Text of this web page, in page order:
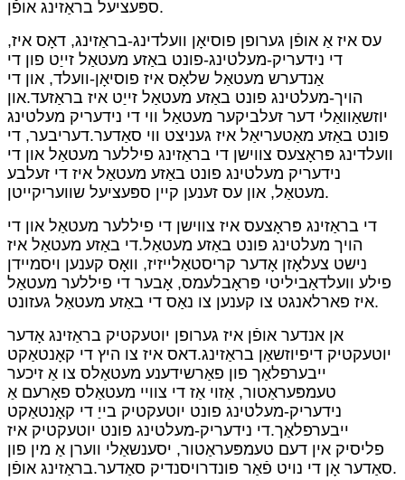
ספּעציעל בראַזינג אופֿן.
עס איז אַ אופֿן גערופן פוסיאָן וועלדינג-בראַזינג, דאָס איז,
די נידעריק-מעלטינג-פונט באַזע מעטאַל זייַט פון די
אַנדערש מעטאַל שלאָס איז פוסיאָן-וועלד, און די
הויך-מעלטינג פונט באַזע מעטאַל זייַט איז בראַזעד.און
יוזשאַוואַלי דער זעלביקער מעטאַל ווי די נידעריק מעלטינג
פונט באַזע מאַטעריאַל איז געניצט ווי סאַדער.דעריבער, די
וועלדינג פּראָצעס צווישן די בראַזינג פיללער מעטאַל און די
נידעריק מעלטינג פונט באַזע מעטאַל איז די זעלבע
מעטאַל, און עס זענען קיין ספּעציעל שוועריקייטן.
די בראַזינג פּראָצעס איז צווישן די פיללער מעטאַל און די
הויך מעלטינג פונט באַזע מעטאַל.די באַזע מעטאַל איז
נישט צעלאָזן אָדער קריסטאַלייזיז, וואָס קענען ויסמיידן
פילע וועלדאַביליטי פּראָבלעמס, אָבער די פיללער מעטאַל
איז פארלאנגט צו קענען צו נאַס די באַזע מעטאַל געזונט.
אן אנדער אופֿן איז גערופן יוטעקטיק בראַזינג אָדער
יוטעקטיק דיפיוזשאַן בראַזינג.דאס איז צו היץ די קאָנטאַקט
ייבערפלאַך פון פאַרשידענע מעטאַלס ​​צו אַ זיכער
טעמפּעראַטור, אַזוי אַז די צוויי מעטאַלס ​​פאָרעם אַ
נידעריק-מעלטינג פונט יוטעקטיק בייַ די קאָנטאַקט
ייבערפלאַך.די נידעריק-מעלטינג פונט יוטעקטיק איז
פליסיק אין דעם טעמפּעראַטור, יסענשאַלי ווערן אַ מין פון
סאַדער אָן די נויט פֿאַר פונדרויסנדיק סאַדער.בראַזינג אופֿן.